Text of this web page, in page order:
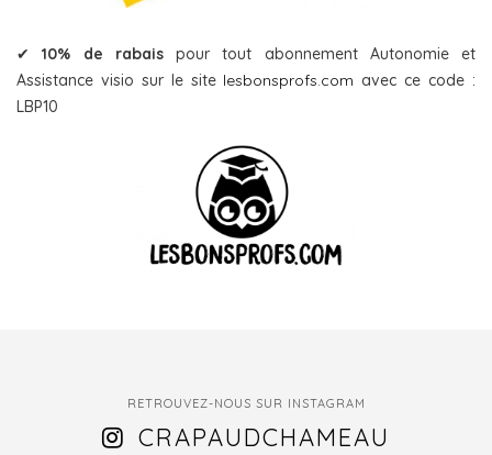
✔10% de rabaispour tout abonnement Autonomie et
Assistance visio sur le site lesbonsprofs.com avec ce code :
LBP10
RETROUVEZ-NOUS SUR INSTAGRAM
CRAPAUDCHAMEAU